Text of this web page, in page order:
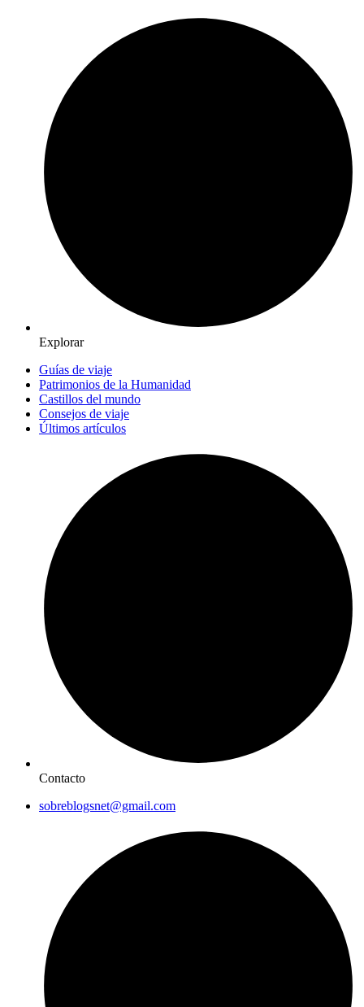
Explorar
Guías de viaje
Patrimonios de la Humanidad
Castillos del mundo
Consejos de viaje
Últimos artículos
Contacto
sobreblogsnet@gmail.com